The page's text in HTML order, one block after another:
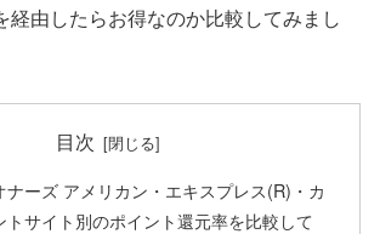
経由したらお得なのか比較してみまし
目次
ナーズ アメリカン・エキスプレス(R)・カ
トサイト別のポイント還元率を比較して